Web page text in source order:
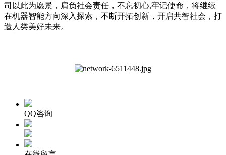
司以此为愿景，肩负社会责任，不忘初心,牢记使命，将继续
在机器智能方向深入探索，不断开拓创新，开启共智社会，打
造人类美好未来。
QQ咨询